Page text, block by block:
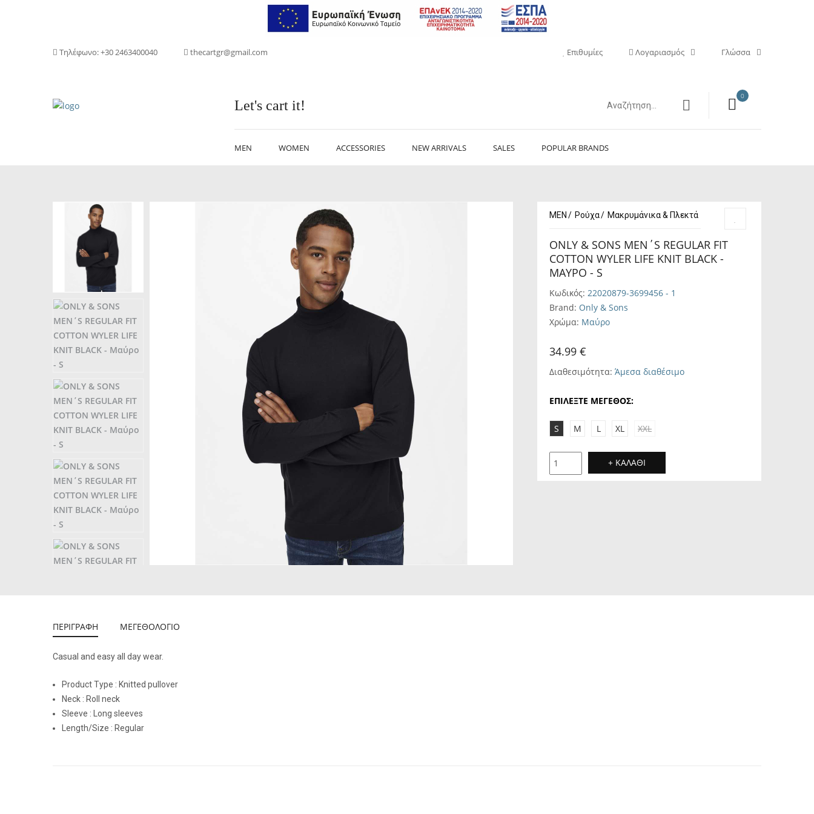
Τηλέφωνο: +30 2463400040 thecartgr@gmail.com Επιθυμίες Λογαριασμός Γλώσσα
Let's cart it!
0
MEN WOMEN ACCESSORIES NEW ARRIVALS SALES POPULAR BRANDS
MEN Ρούχα Μακρυμάνικα & Πλεκτά
ONLY & SONS MEN΄S REGULAR FIT
COTTON WYLER LIFE KNIT BLACK -
ΜΑΎΡΟ - S
Κωδικός: 22020879-3699456 - 1
Brand: Only & Sons
Χρώμα: Μαύρο
34.99 €
Διαθεσιμότητα: Άμεσα διαθέσιμο
ΕΠΙΛΕΞΤΕ ΜΕΓΕΘΟΣ:
S M L XL XXL
+ ΚΑΛΑΘΙ
ΠΕΡΙΓΡΑΦΗ ΜΕΓΕΘΟΛΌΓΙΟ
Casual and easy all day wear.
Product Type : Knitted pullover
Neck : Roll neck
Sleeve : Long sleeves
Length/Size : Regular